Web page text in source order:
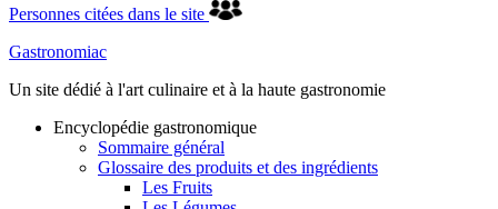
Personnes citées dans le site
Gastronomiac
Un site dédié à l'art culinaire et à la haute gastronomie
Encyclopédie gastronomique
Sommaire général
Glossaire des produits et des ingrédients
Les Fruits